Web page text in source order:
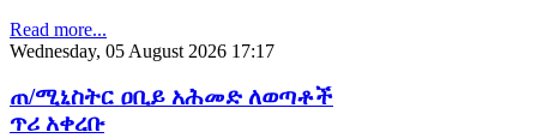
Read more...
Wednesday, 05 August 2026 17:17
ጠ/ሚኒስትር ዐቢይ አሕመድ ለወጣቶች
ጥሪ አቀረቡ